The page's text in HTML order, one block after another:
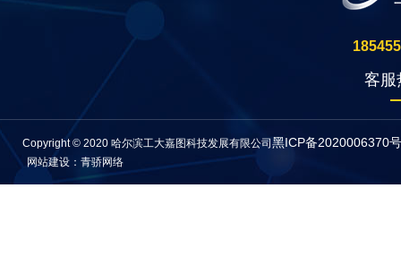
客服
Copyright © 2020 哈尔滨工大嘉图科技发展有限公司 黑ICP备2020006370
网站建设：青骄网络